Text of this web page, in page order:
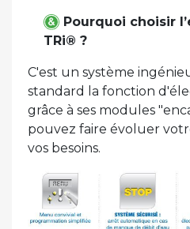
Pourquoi choisir
TRi® ?
C'est un système
standard la fonction
grâce à ses modules
pouvez faire évoluer
vos besoins.